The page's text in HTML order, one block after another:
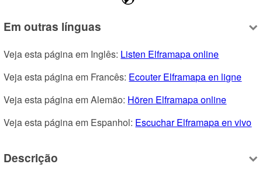
Em outras línguas
Veja esta página em Inglês: Listen Elframapa online
Veja esta página em Francês: Ecouter Elframapa en ligne
Veja esta página em Alemão: Hören Elframapa online
Veja esta página em Espanhol: Escuchar Elframapa en vivo
Descrição